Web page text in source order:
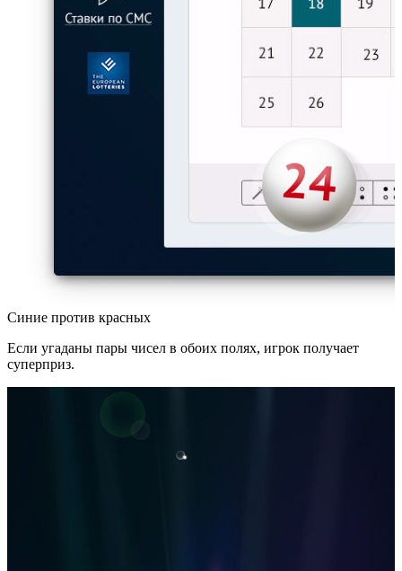
Синие против красных
Если угаданы пары чисел в обоих полях, игрок получает
суперприз.